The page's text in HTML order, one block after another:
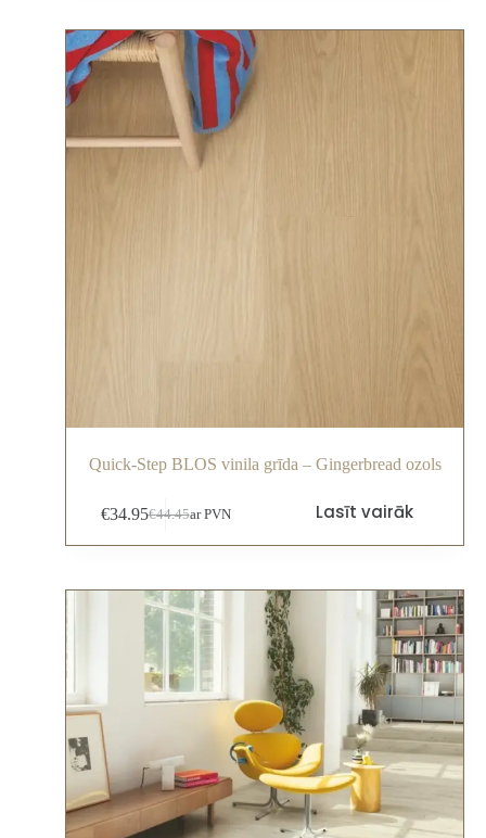
Quick-Step BLOS vinila grīda – Gingerbread ozols
€44.45
€34.95 ar PVN Lasīt vairāk